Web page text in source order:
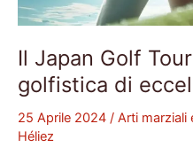
Il Japan Golf
golfistica di
25 Aprile 2024 / Arti marziali
Héliez